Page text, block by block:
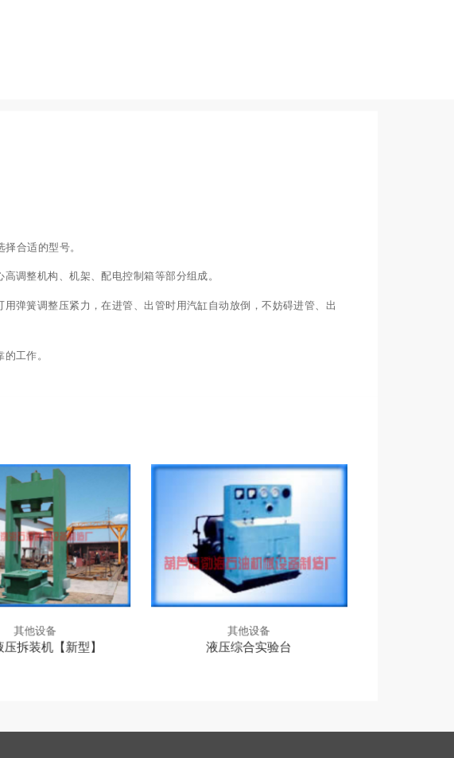
合适的型号。
调整机构、机架、配电控制箱等部分组成。
簧调整压紧力，在进管、出管时用汽缸自动放倒，不妨碍进管、出
工作。
其他设备
拆装机【新型】
其他设备
液压综合实验台